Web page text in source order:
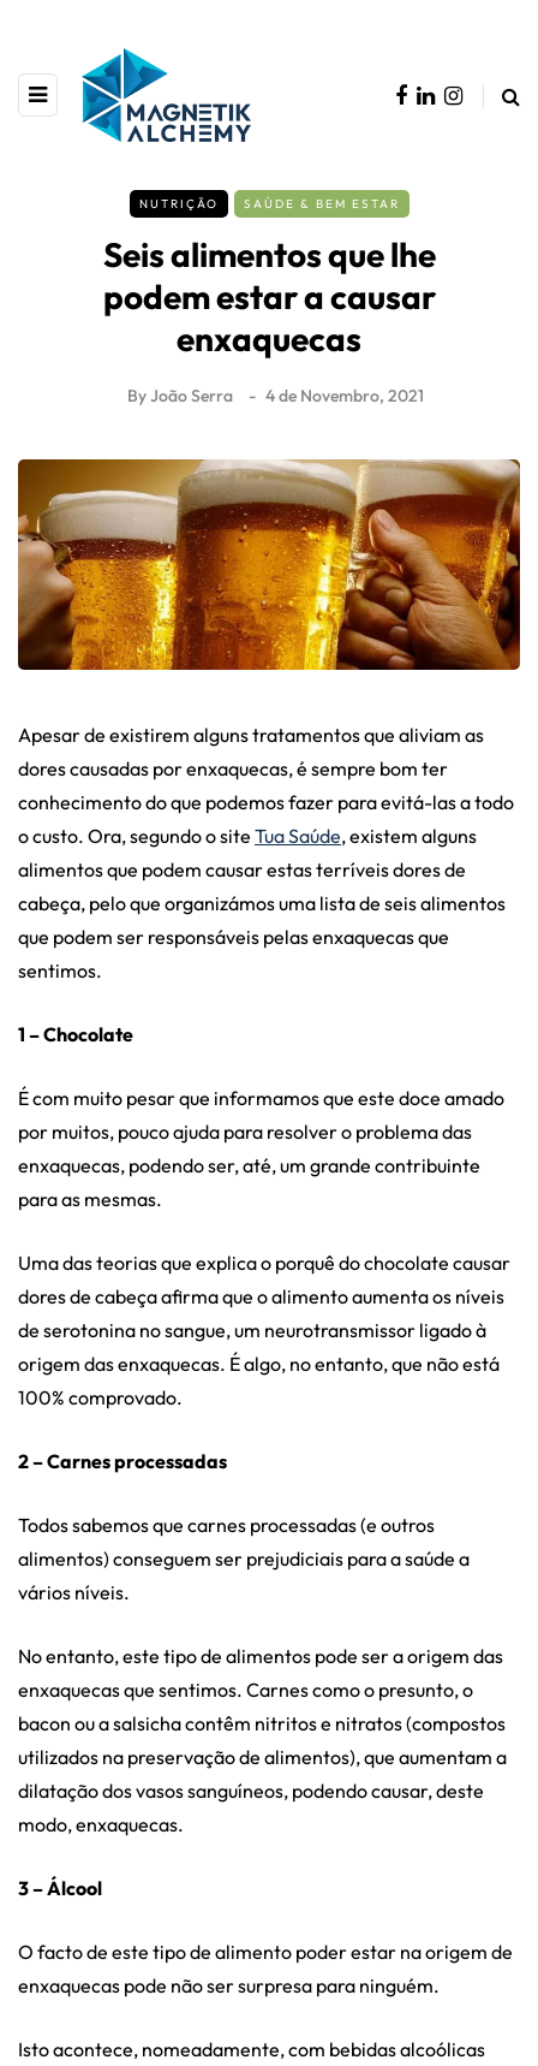
NUTRIÇÃO SAÚDE & BEM ESTAR
Seis alimentos que lhe
podem estar a causar
enxaquecas
ByJoão Serra 4 de Novembro, 2021
Apesar de existirem alguns tratamentos que aliviam as
dores causadas por enxaquecas, é sempre bom ter
conhecimento do que podemos fazer para evitá-las a todo
o custo. Ora, segundo o site Tua Saúde, existem alguns
alimentos que podem causar estas terríveis dores de
cabeça, pelo que organizámos uma lista de seis alimentos
que podem ser responsáveis pelas enxaquecas que
sentimos.
1 – Chocolate
É com muito pesar que informamos que este doce amado
por muitos, pouco ajuda para resolver o problema das
enxaquecas, podendo ser, até, um grande contribuinte
para as mesmas.
Uma das teorias que explica o porquê do chocolate causar
dores de cabeça afirma que o alimento aumenta os níveis
de serotonina no sangue, um neurotransmissor ligado à
origem das enxaquecas. É algo, no entanto, que não está
100% comprovado.
2 – Carnes processadas
Todos sabemos que carnes processadas (e outros
alimentos) conseguem ser prejudiciais para a saúde a
vários níveis.
No entanto, este tipo de alimentos pode ser a origem das
enxaquecas que sentimos. Carnes como o presunto, o
bacon ou a salsicha contêm nitritos e nitratos (compostos
utilizados na preservação de alimentos), que aumentam a
dilatação dos vasos sanguíneos, podendo causar, deste
modo, enxaquecas.
3 – Álcool
O facto de este tipo de alimento poder estar na origem de
enxaquecas pode não ser surpresa para ninguém.
Isto acontece, nomeadamente, com bebidas alcoólicas